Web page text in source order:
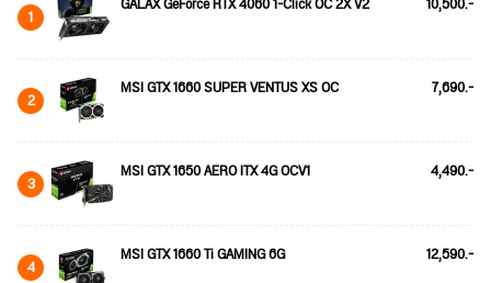
1
2 MSI GTX 1660 SUPER VENTUS XS OC 7,690.-
3 MSI GTX 1650 AERO ITX 4G OCV1 4,490.-
4 MSI GTX 1660 Ti GAMING 6G 12,590.-